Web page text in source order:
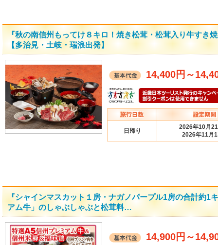
『秋の南信州もってけ８キロ！焼き松茸・松茸入り牛すき
【多治見・土岐・瑞浪出発】
14,400円 ～
日帰り
2026年10月
2026年11月
『シャインマスカット１房・ナガノパープル1房の合計約1
アム牛」のしゃぶしゃぶと松茸料…
14,900円 ～